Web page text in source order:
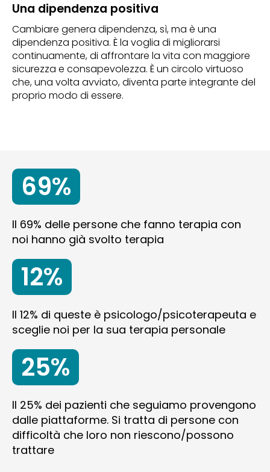
Una dipendenza positiva
Cambiare genera dipendenza, sì, ma è una
dipendenza positiva. È la voglia di migliorarsi
continuamente, di affrontare la vita con maggiore
sicurezza e consapevolezza. È un circolo virtuoso
che, una volta avviato, diventa parte integrante del
proprio modo di essere.
69%
Il 69% delle persone che fanno terapia con
noi hanno già svolto terapia
12%
Il 12% di queste è psicologo/psicoterapeuta e
sceglie noi per la sua terapia personale
25%
Il 25% dei pazienti che seguiamo provengono
dalle piattaforme. Si tratta di persone con
difficoltà che loro non riescono/possono
trattare